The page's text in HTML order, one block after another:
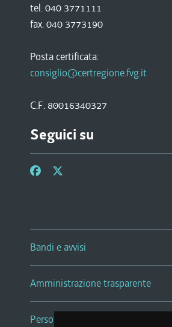
tel. 040 3771111
fax. 040 3773190
Posta certificata:
consiglio@certregione.fvg.it
C.F. 80016340327
Seguici su
Bandi e avvisi
Amministrazione trasparente
Persone e Uffici